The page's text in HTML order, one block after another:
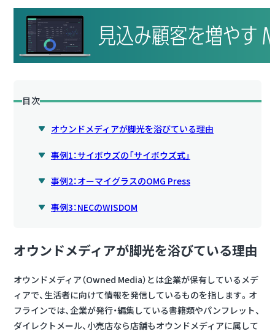
目次
オウンドメディアが脚光を浴びている理由
事例1：サイボウズの「サイボウズ式」
事例2：オーマイグラスのOMG Press
事例3：NECのWISDOM
オウンドメディアが脚光を浴びている理由
オウンドメディア（Owned Media）とは企業が保有しているメデ
ィアで、生活者に向けて情報を発信しているものを指します。オ
フラインでは、企業が発行・編集している書籍類やパンフレット、
ダイレクトメール、小売店なら店舗もオウンドメディアに属して